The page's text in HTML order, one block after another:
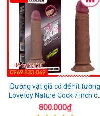
Dương vật giả có đế hít tường
Lovetoy Nature Cock 7 inch da
đen
800.000₫